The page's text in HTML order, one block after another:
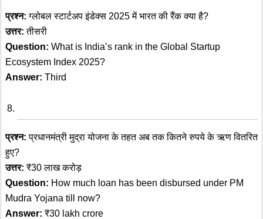
प्रश्न: ग्लोबल स्टार्टअप इंडेक्स 2025 में भारत की रैंक क्या है?
उत्तर: तीसरी
Question: What is India’s rank in the Global Startup
Ecosystem Index 2025?
Answer: Third
प्रश्न: प्रधानमंत्री मुद्रा योजना के तहत अब तक कितने रुपये के ऋण वितरित
हुए?
उत्तर: ₹30 लाख करोड़
Question: How much loan has been disbursed under PM
Mudra Yojana till now?
Answer: ₹30 lakh crore